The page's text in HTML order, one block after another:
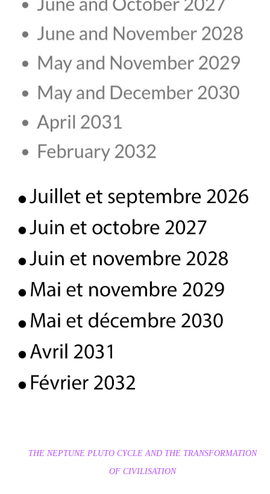
THE NEPTUNE PLUTO CYCLE AND THE TRANSFORMATION
OF CIVILISATION